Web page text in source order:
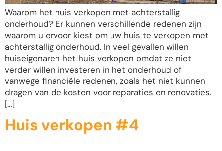
Waarom het huis verkopen met achterstallig
onderhoud? Er kunnen verschillende redenen zijn
waarom u ervoor kiest om uw huis te verkopen met
achterstallig onderhoud. In veel gevallen willen
huiseigenaren het huis verkopen omdat ze niet
verder willen investeren in het onderhoud of
vanwege financiële redenen, zoals het niet kunnen
dragen van de kosten voor reparaties en renovaties.
[…]
Huis verkopen #4